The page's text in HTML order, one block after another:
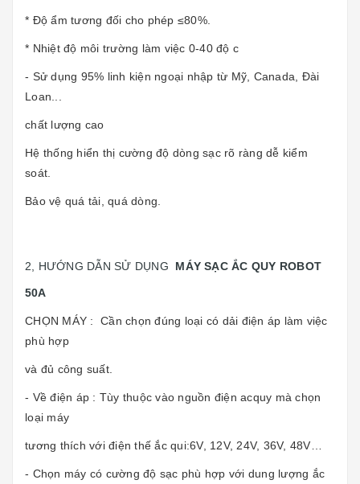
* Độ ẩm tương đối cho phép ≤80%.
* Nhiệt độ môi trường làm việc 0-40 độ c
- Sử dụng 95% linh kiện ngoại nhập từ Mỹ, Canada, Đài
Loan...
chất lượng cao
Hệ thống hiển thị cường độ dòng sạc rõ ràng dễ kiểm
soát.
Bảo vệ quá tải, quá dòng.
2, HƯỚNG DẪN SỬ DỤNG MÁY SẠC ẮC QUY ROBOT
50A
CHỌN MÁY : Cần chọn đúng loại có dải điện áp làm việc
phù hợp
và đủ công suất.
- Về điện áp : Tùy thuộc vào nguồn điện acquy mà chọn
loại máy
tương thích với điện thế ắc qui:6V, 12V, 24V, 36V, 48V…
- Chọn máy có cường độ sạc phù hợp với dung lượng ắc